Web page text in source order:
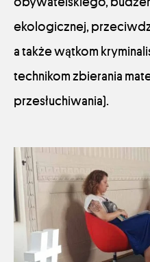
ekologicznej,
a także wątkom
technikom zbierania
przesłuchiwania).